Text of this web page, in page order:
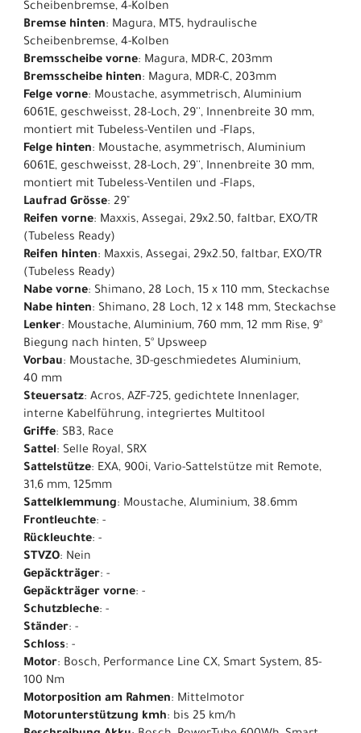
Scheibenbremse, 4-Kolben
Bremse hinten: Magura, MT5, hydraulische
Scheibenbremse, 4-Kolben
Bremsscheibe vorne: Magura, MDR-C, 203mm
Bremsscheibe hinten: Magura, MDR-C, 203mm
Felge vorne: Moustache, asymmetrisch, Aluminium
6061E, geschweisst, 28-Loch, 29'', Innenbreite 30 mm,
montiert mit Tubeless-Ventilen und -Flaps,
Felge hinten: Moustache, asymmetrisch, Aluminium
6061E, geschweisst, 28-Loch, 29'', Innenbreite 30 mm,
montiert mit Tubeless-Ventilen und -Flaps,
Laufrad Grösse: 29"
Reifen vorne: Maxxis, Assegai, 29x2.50, faltbar, EXO/TR
(Tubeless Ready)
Reifen hinten: Maxxis, Assegai, 29x2.50, faltbar, EXO/TR
(Tubeless Ready)
Nabe vorne: Shimano, 28 Loch, 15 x 110 mm, Steckachse
Nabe hinten: Shimano, 28 Loch, 12 x 148 mm, Steckachse
Lenker: Moustache, Aluminium, 760 mm, 12 mm Rise, 9°
Biegung nach hinten, 5° Upsweep
Vorbau: Moustache, 3D-geschmiedetes Aluminium,
40 mm
Steuersatz: Acros, AZF-725, gedichtete Innenlager,
interne Kabelführung, integriertes Multitool
Griffe: SB3, Race
Sattel: Selle Royal, SRX
Sattelstütze: EXA, 900i, Vario-Sattelstütze mit Remote,
31,6 mm, 125mm
Sattelklemmung: Moustache, Aluminium, 38.6mm
Frontleuchte: -
Rückleuchte: -
STVZO: Nein
Gepäckträger: -
Gepäckträger vorne: -
Schutzbleche: -
Ständer: -
Schloss: -
Motor: Bosch, Performance Line CX, Smart System, 85-
100 Nm
Motorposition am Rahmen: Mittelmotor
Motorunterstützung kmh: bis 25 km/h